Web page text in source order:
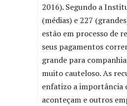
2016). Segundo a
(médias) e 227
estão em processo de
seus pagamentos
grande para
muito cauteloso. As
enfatizo a importância
aconteçam e outros